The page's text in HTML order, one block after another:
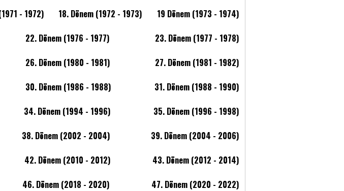
- 1972) 18. Dönem (1972 - 1973)
19 Dönem (1973 - 1974)
22. Dönem (1976 - 1977)
23. Dönem (1977 - 1978)
26. Dönem (1980 - 1981)
27. Dönem (1981 - 1982)
30. Dönem (1986 - 1988)
31. Dönem (1988 - 1990)
34. Dönem (1994 - 1996)
35. Dönem (1996 - 1998)
38. Dönem (2002 - 2004)
39. Dönem (2004 - 2006)
42. Dönem (2010 - 2012)
43. Dönem (2012 - 2014)
46. Dönem (2018 - 2020) 47. Dönem (2020 - 2022)